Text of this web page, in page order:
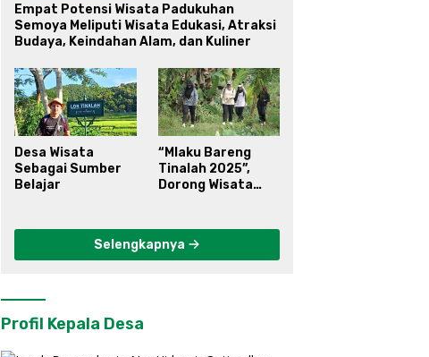
Empat Potensi Wisata Padukuhan
Semoya Meliputi Wisata Edukasi, Atraksi
Budaya, Keindahan Alam, dan Kuliner
Desa Wisata
Sebagai Sumber
Belajar
“Mlaku Bareng
Tinalah 2025”,
Dorong Wisata
Selengkapnya
Profil Kepala Desa